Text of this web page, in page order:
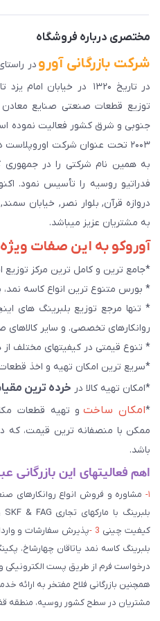
مختصری درباره فروشگاه
شرکت بازرگانی آورو در
در تاریخ ۱۳۲۰ در خیابان
توزیع قطعات صنعتی صنایع معادن
جنوبی و شرق کشور فعالیت نموده
به همین نام شرکتی را در
فدراتیو روسیه را تأسیس نمود.
به مشتریان عزیز میباشد.
آوروکو به این صفات
*جامع ترین و کامل ترین مرکز توزیع
* بورس متنوع ترین انواع کاسه نمد،
روانکارهای تخصصی. و سایر کالاهای
* تنوع قیمتی در کیفیتهای مختلف
*سریع ترین امکان تهیه و اخذ
*امکان تهیه کالا در خرده ترین
*امکان ساختو تهیه قطعات
ممکن با منصفانه ترین قیمت، که
باشد.
اهم فعالیتهای این بازرگانی
۱- مشاوره و فروش انواع روانکارهای
کیفیت چینی 3 - پذیرش سفارشات و
بلبرینگ کاسه نمد یاتاقان چهارشاخ،
درخواست فرم از طریق پست الکترونیکی
همچنین بازرگانی فلاح مفتخر به
مشتریان در سطح کشور روسیه، منطقه